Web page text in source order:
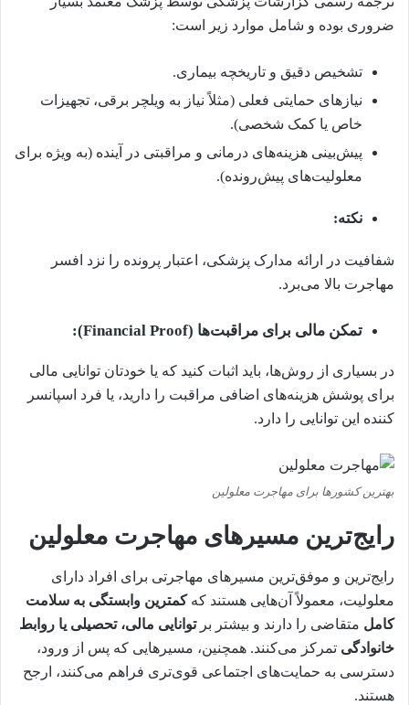
ضروری بوده و شامل موارد زیر است:
تشخیص دقیق و تاریخچه بیماری.
نیازهای حمایتی فعلی (مثلاً نیاز به ویلچر برقی، تجهیزات
خاص یا کمک شخصی).
پیش‌بینی هزینه‌های درمانی و مراقبتی در آینده (به ویژه برای
معلولیت‌های پیش‌رونده).
نکته:
شفافیت در ارائه مدارک پزشکی، اعتبار پرونده را نزد افسر
مهاجرت بالا می‌برد.
تمکن مالی برای مراقبت‌ها (Financial Proof):
در بسیاری از روش‌ها، باید اثبات کنید که یا خودتان توانایی مالی
برای پوشش هزینه‌های اضافی مراقبت را دارید، یا فرد اسپانسر
کننده این توانایی را دارد.
بهترین کشورها برای مهاجرت معلولین
رایج‌ترین مسیرهای مهاجرت معلولین
رایج‌ترین و موفق‌ترین مسیرهای مهاجرتی برای افراد دارای
معلولیت، معمولاً آن‌هایی هستند کهکمترین وابستگی به سلامت
کامل متقاضی را دارند و بیشتر برتوانایی مالی، تحصیلی یا روابط
خانوادگی تمرکز می‌کنند. همچنین، مسیرهایی که پس از ورود،
دسترسی به حمایت‌های اجتماعی قوی‌تری فراهم می‌کنند، ارجح
هستند.